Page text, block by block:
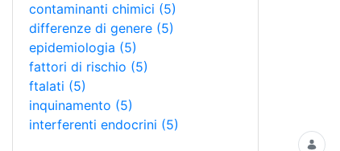
contaminanti chimici (5)
differenze di genere (5)
epidemiologia (5)
fattori di rischio (5)
ftalati (5)
inquinamento (5)
interferenti endocrini (5)